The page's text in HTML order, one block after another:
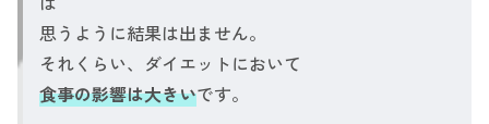
思うように結果は出ません。
それくらい、ダイエットにおいて
食事の影響は大きいです。